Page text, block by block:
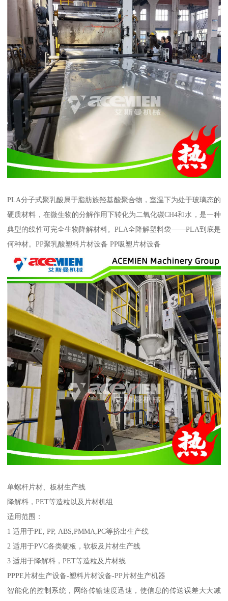
PLA分子式聚乳酸属于脂肪族羟基酸聚合物，室温下为处于玻璃态的
硬质材料，在微生物的分解作用下转化为二氧化碳CH4和水，是一种
典型的线性可完全生物降解材料。PLA全降解塑料袋——PLA到底是
何种材。PP聚乳酸塑料片材设备 PP吸塑片材设备
单螺杆片材、板材生产线
降解料，PET等造粒以及片材机组
适用范围：
1 适用于PE, PP, ABS,PMMA,PC等挤出生产线
2 适用于PVC各类硬板，软板及片材生产线
3 适用于降解料，PET等造粒及片材线
PPPE片材生产设备-塑料片材设备-PP片材生产机器
智能化的控制系统，网络传输速度迅速，使信息的传送误差大大减